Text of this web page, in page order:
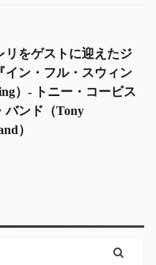
リをゲストに迎えたジ
イン・フル・スウィン
）- トニー・コービス
バンド（Tony
）